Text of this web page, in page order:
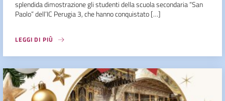
splendida dimostrazione gli studenti della scuola secondaria “San
Paolo” dell’IC Perugia 3, che hanno conquistato […]
LEGGI DI PIÙ